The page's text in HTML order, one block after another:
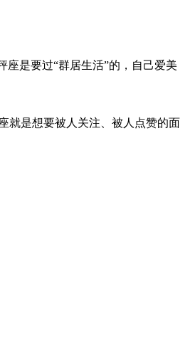
是要过“群居生活”的，自己爱美
就是想要被人关注、被人点赞的面